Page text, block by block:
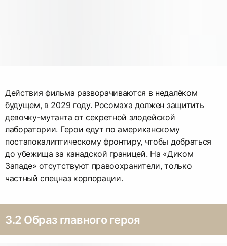
Действия фильма разворачиваются в недалёком
будущем, в 2029 году. Росомаха должен защитить
девочку-мутанта от секретной злодейской
лаборатории. Герои едут по американскому
постапокалиптическому фронтиру, чтобы добраться
до убежища за канадской границей. На «Диком
Западе» отсутствуют правоохранители, только
частный спецназ корпорации.
3.2 Образ главного героя